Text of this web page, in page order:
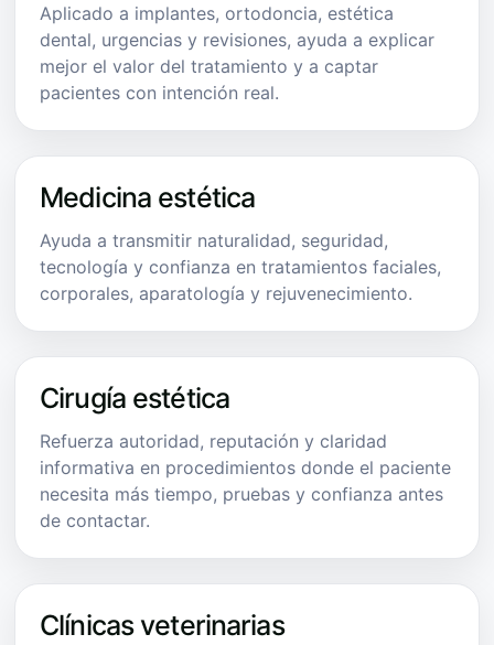
Aplicado a implantes, ortodoncia, estética
dental, urgencias y revisiones, ayuda a explicar
mejor el valor del tratamiento y a captar
pacientes con intención real.
Medicina estética
Ayuda a transmitir naturalidad, seguridad,
tecnología y confianza en tratamientos faciales,
corporales, aparatología y rejuvenecimiento.
Cirugía estética
Refuerza autoridad, reputación y claridad
informativa en procedimientos donde el paciente
necesita más tiempo, pruebas y confianza antes
de contactar.
Clínicas veterinarias